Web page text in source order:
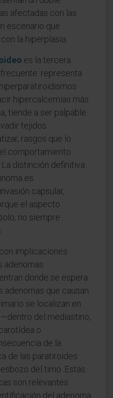
afectadas con las
escenario que
la hiperplasia.
es la tercera
representa
hipercalcemias más
tiende a ser palpable
tejidos
rasgos que lo
comportamiento
distinción definitiva
es
capsular,
el aspecto
no siempre
implicaciones
adenomas
donde se espera.
adenomas que causan
se localizan en
del mediastino,
o
de la
de las paratiroides
del timo. Estas
son relevantes
del adenoma